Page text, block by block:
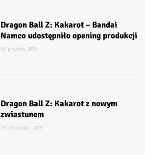
Dragon Ball Z: Kakarot – Bandai
Namco udostępniło opening produkcji
18 grudnia 2019
Dragon Ball Z: Kakarot z nowym
zwiastunem
29 listopada 2019